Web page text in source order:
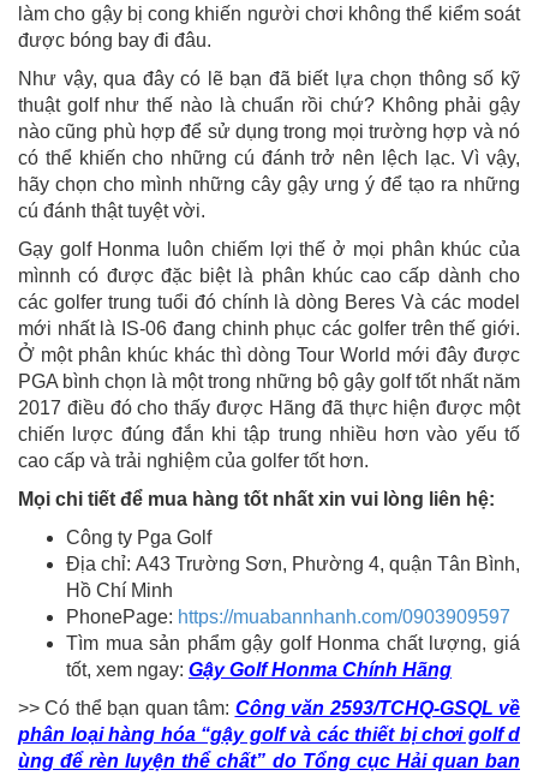
làm cho gậy bị cong khiến người chơi không thể kiểm soát
được bóng bay đi đâu.
Như vậy, qua đây có lẽ bạn đã biết lựa chọn thông số kỹ
thuật golf như thế nào là chuẩn rồi chứ? Không phải gậy
nào cũng phù hợp để sử dụng trong mọi trường hợp và nó
có thể khiến cho những cú đánh trở nên lệch lạc. Vì vậy,
hãy chọn cho mình những cây gậy ưng ý để tạo ra những
cú đánh thật tuyệt vời.
Gạy golf Honma luôn chiếm lợi thế ở mọi phân khúc của
mìnnh có được đặc biệt là phân khúc cao cấp dành cho
các golfer trung tuổi đó chính là dòng Beres Và các model
mới nhất là IS-06 đang chinh phục các golfer trên thế giới.
Ở một phân khúc khác thì dòng Tour World mới đây được
PGA bình chọn là một trong những bộ gậy golf tốt nhất năm
2017 điều đó cho thấy được Hãng đã thực hiện được một
chiến lược đúng đắn khi tập trung nhiều hơn vào yếu tố
cao cấp và trải nghiệm của golfer tốt hơn.
Mọi chi tiết để mua hàng tốt nhất xin vui lòng liên hệ:
Công ty Pga Golf
Địa chỉ: A43 Trường Sơn, Phường 4, quận Tân Bình,
Hồ Chí Minh
PhonePage: https://muabannhanh.com/0903909597
Tìm mua sản phẩm gậy golf Honma chất lượng, giá
tốt, xem ngay: Gậy Golf Honma Chính Hãng
>> Có thể bạn quan tâm: Công văn 2593/TCHQ-GSQL về
phân loại hàng hóa “gậy golf và các thiết bị chơi golf d
ùng để rèn luyện thể chất” do Tổng cục Hải quan ban